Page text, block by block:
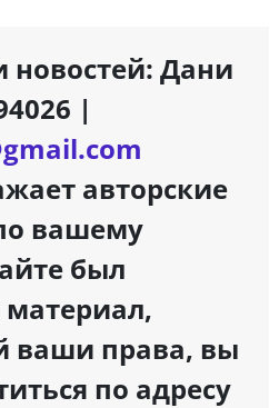
новостей: Дани
|
авторские
вашему
был
права, вы
по адресу